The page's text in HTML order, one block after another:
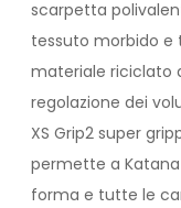
scarpetta
tessuto morbido e
materiale riciclato
regolazione dei
XS Grip2 super
permette a
forma e tutte le